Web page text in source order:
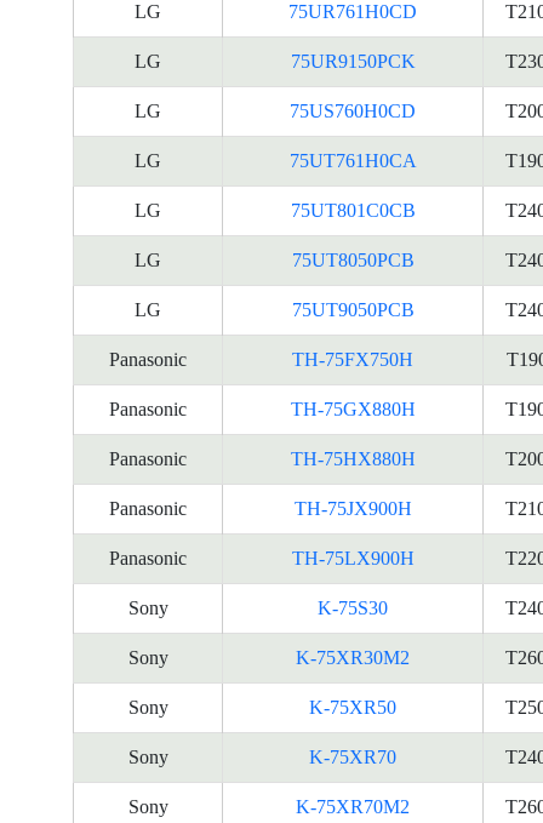
LG 75UR761H0CD
LG 75UR9150PCK
LG 75US760H0CD
LG 75UT761H0CA
LG 75UT801C0CB
LG 75UT8050PCB
LG 75UT9050PCB
Panasonic TH-75FX750H
Panasonic TH-75GX880H
Panasonic TH-75HX880H
Panasonic TH-75JX900H
Panasonic TH-75LX900H
Sony K-75S30
Sony K-75XR30M2
Sony K-75XR50
Sony K-75XR70
Sony K-75XR70M2